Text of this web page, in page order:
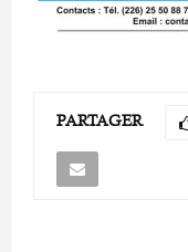
PARTAGER